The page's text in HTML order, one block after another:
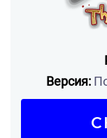
Версия: